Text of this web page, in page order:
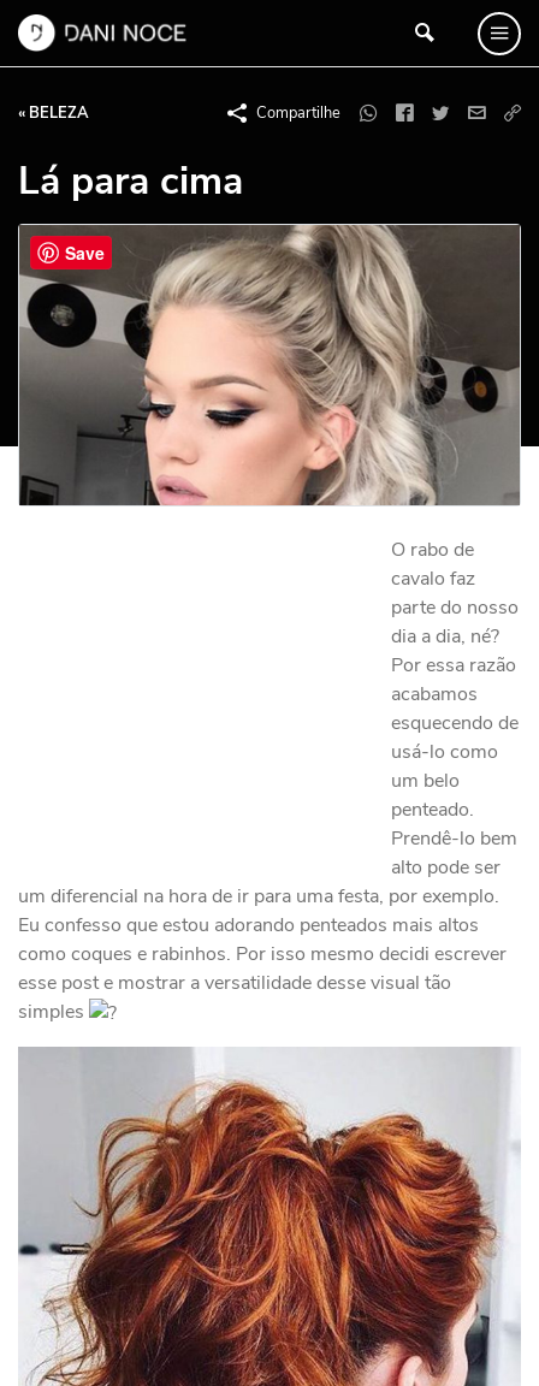
« BELEZA Compartilhe
Lá para cima
O rabo de
cavalo faz
parte do nosso
dia a dia, né?
Por essa razão
acabamos
esquecendo de
usá-lo como
um belo
penteado.
Prendê-lo bem
alto pode ser
um diferencial na hora de ir para uma festa, por exemplo.
Eu confesso que estou adorando penteados mais altos
como coques e rabinhos. Por isso mesmo decidi escrever
esse post e mostrar a versatilidade desse visual tão
simples
Save